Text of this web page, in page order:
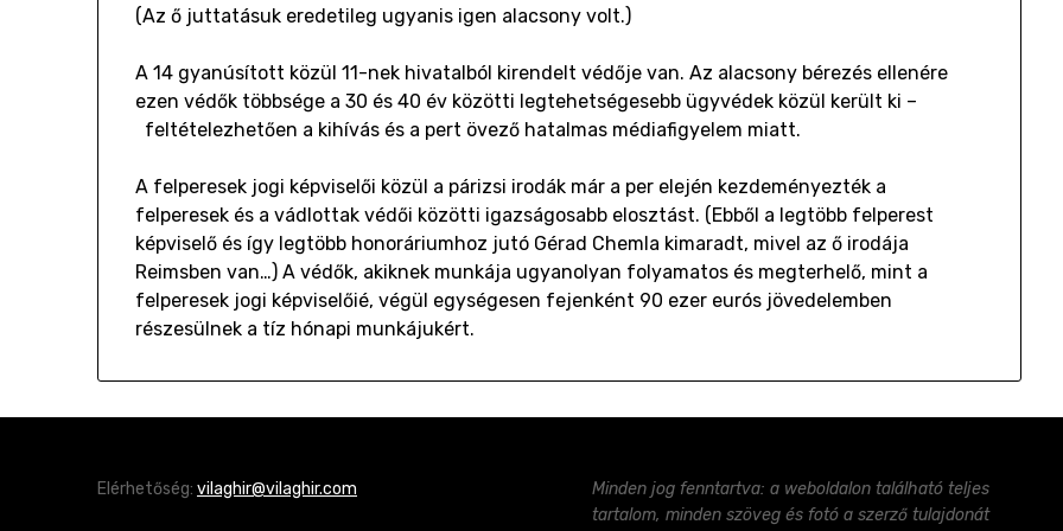
(Az ő juttatásuk eredetileg ugyanis igen alacsony volt.)
A 14 gyanúsított közül 11-nek hivatalból kirendelt védője van. Az alacsony bérezés ellenére
ezen védők többsége a 30 és 40 év közötti legtehetségesebb ügyvédek közül került ki –
feltételezhetően a kihívás és a pert övező hatalmas médiafigyelem miatt.
A felperesek jogi képviselői közül a párizsi irodák már a per elején kezdeményezték a
felperesek és a vádlottak védői közötti igazságosabb elosztást. (Ebből a legtöbb felperest
képviselő és így legtöbb honoráriumhoz jutó Gérad Chemla kimaradt, mivel az ő irodája
Reimsben van…) A védők, akiknek munkája ugyanolyan folyamatos és megterhelő, mint a
felperesek jogi képviselőié, végül egységesen fejenként 90 ezer eurós jövedelemben
részesülnek a tíz hónapi munkájukért.
Elérhetőség: vilaghir@vilaghir.com
Minden jog fenntartva: a weboldalon található teljes
tartalom, minden szöveg és fotó a szerző tulajdonát